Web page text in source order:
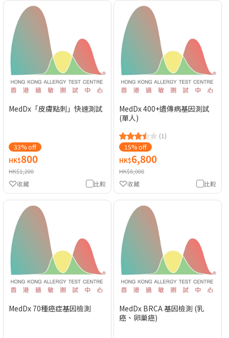
MedDx「皮膚點刺」快速測試
33% off
HK$800
HK$1,200
比較
收藏
MedDx 400+遺傳病基因測試
(單人)
(1)
15% off
HK$6,800
HK$8,000
比較
收藏
MedDx 70種癌症基因檢測
MedDx BRCA 基因檢測 (乳
癌、卵巢癌)